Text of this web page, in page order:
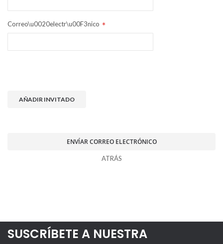
Correo\u0020electr\u00F3nico
AÑADIR INVITADO
ENVÍAR CORREO ELECTRÓNICO
ATRÁS
SUSCRÍBETE A NUESTRA